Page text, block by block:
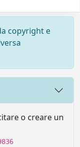
copyright e
o creare un